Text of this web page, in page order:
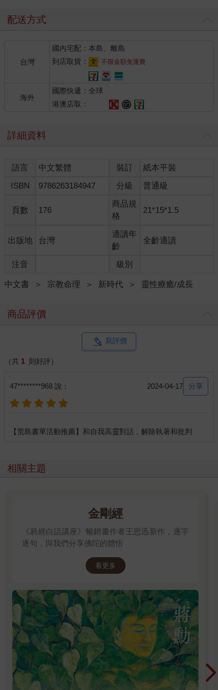
配送方式
台灣
國內宅配：本島、離島
到店取貨：
不限金額免運費
海外
國際快遞：全球
港澳店取：
詳細資料
語言 中文繁體 裝訂
紙本平裝
ISBN
9786263184947 分級 普通級
頁數 176
商品規
格
21*15*1.5
出版地 台灣
適讀年
齡
全齡適讀
注音 級別
中文書 ＞ 宗教命理 ＞ 新時代 ＞ 靈性療癒/成長
商品評價
寫評價
（共 1 則好評）
47********968 說： 2024-04-17 分享
相關主題
金剛經
《易經白話講座》暢銷書作者王思迅新作，逐字
逐句，與我們分享佛陀的體悟
看更多